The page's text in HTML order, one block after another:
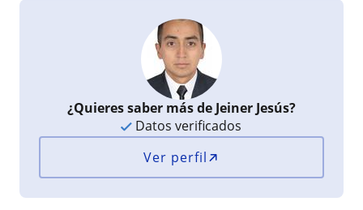
¿Quieres saber más de Jeiner Jesús?
Datos verificados
Ver perfil